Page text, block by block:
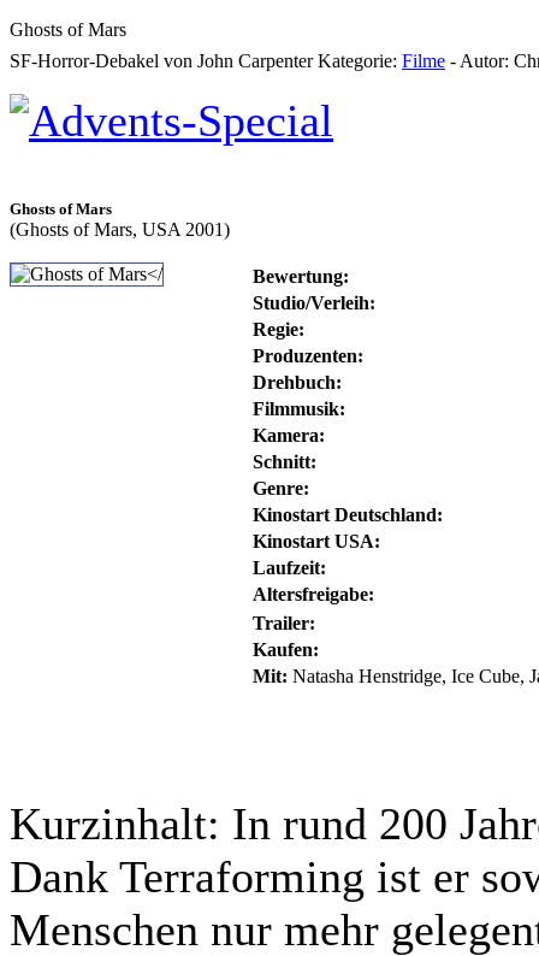
Ghosts of Mars
SF-Horror-Debakel von John Carpenter Kategorie: Filme - Autor:
Ghosts of Mars
(Ghosts of Mars, USA 2001)
Bewertung:
Studio/Verleih:
Regie:
Produzenten:
Drehbuch:
Filmmusik:
Kamera:
Schnitt:
Genre:
Kinostart Deutschland:
Kinostart USA:
Laufzeit:
Altersfreigabe:
Trailer:
Kaufen:
Mit: Natasha Henstridge, Ice Cube,
Kurzinhalt: In rund 200
Dank Terraforming ist er
Menschen nur mehr